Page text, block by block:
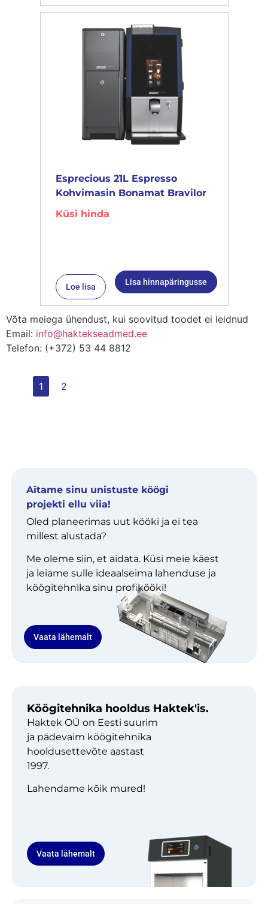
Esprecious 21L Espresso
Kohvimasin Bonamat Bravilor
Küsi hinda
Loe lisa Lisa hinnapäringusse
Võta meiega ühendust, kui soovitud toodet ei leidnud
Email: info@haktekseadmed.ee
Telefon: (+372) 53 44 8812
1 2
Aitame sinu unistuste köögi
projekti ellu viia!
Oled planeerimas uut kööki ja ei tea
millest alustada?
Me oleme siin, et aidata. Küsi meie käest
ja leiame sulle ideaalseima lahenduse ja
köögitehnika sinu profikööki!
Vaata lähemalt
Köögitehnika hooldus Haktek'is.
Haktek OÜ on Eesti suurim
ja pädevaim köögitehnika
hooldusettevõte aastast
1997.
Lahendame kõik mured!
Vaata lähemalt